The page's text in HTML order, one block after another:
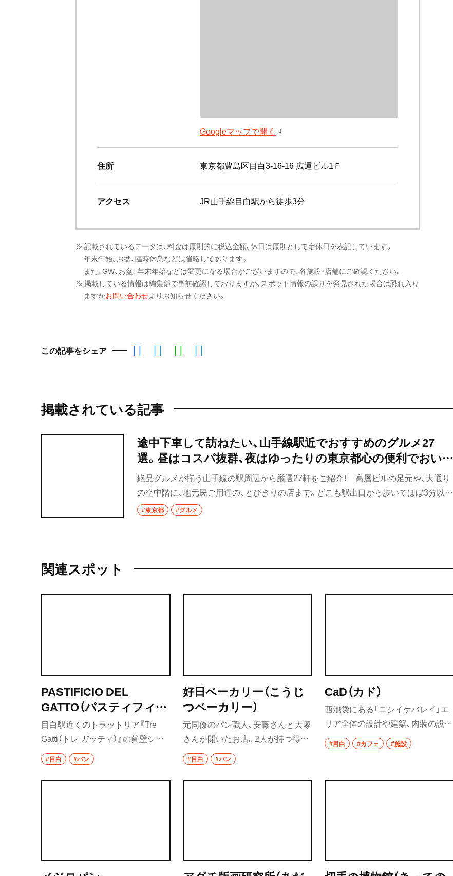
Googleマップで開く
住所 東京都豊島区目白3-16-16 広運ビル1Ｆ
アクセス JR山手線目白駅から徒歩3分
※ 記載されているデータは、料金は原則的に税込金額、休日は原則として定休日を表記しています。
年末年始、お盆、臨時休業などは省略してあります。
また、GW、お盆、年末年始などは変更になる場合がございますので、各施設・店舗にご確認ください。
※ 掲載している情報は編集部で事前確認しておりますが、スポット情報の誤りを発見された場合は恐れ入り
ますがお問い合わせよりお知らせください。
この記事をシェア
掲載されている記事
途中下車して訪ねたい、山手線駅近でおすすめのグルメ27
選。昼はコスパ抜群、夜はゆったりの東京都心の便利でおいし
い名店を集めました！
絶品グルメが揃う山手線の駅周辺から厳選27軒をご紹介！ 高層ビルの足元や、大通り
の空中階に、地元民ご用達の、とびきりの店まで。どこも駅出口から歩いてほぼ3分以内
の駅近で、ランチ難民を救い、夜も重宝するスゴ腕のめし処ぞろいです。
#東京都 #グルメ
関連スポット
PASTIFICIO DEL
GATTO（パスティフィー
チョ デル ガット）
目白駅近くのトラットリア『Tre
Gatti（トレ ガッティ）』の眞壁シェ
フが開いた食材店。店内には北イ
タリア出身の職人が焼いたフォカ
ッチャやチャバタなどイタリアの
#目白 #パン
好日ベーカリー（こうじ
つベーカリー）
元同僚のパン職人、安藤さんと大塚
さんが開いたお店。2人が持つ得意
分野を持ち寄り意見交換や試作を
続けて、唯一のパンを作り出してい
る。食事パンや菓子パンなど種類
#目白 #パン
CaD（カド）
西池袋にある「ニシイケバレイ」エ
リア全体の設計や建築、内装の設計
を手掛けている建築家・須藤剛さん
が、自身の設計事務所に併設させる
設。地域のイベントを主催するな
#目白 #カフェ #施設